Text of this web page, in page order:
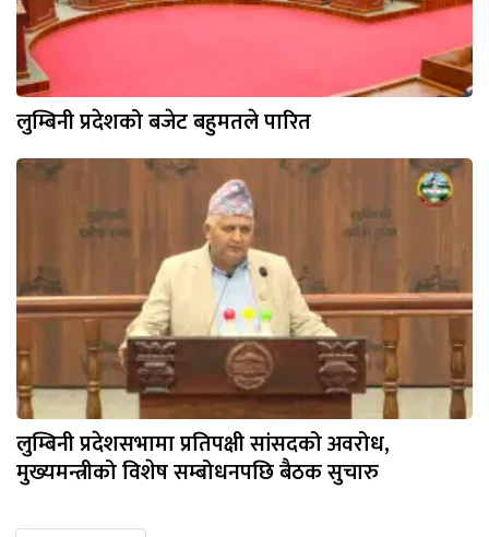
लुम्बिनी प्रदेशको बजेट बहुमतले पारित
लुम्बिनी प्रदेशसभामा प्रतिपक्षी सांसदको अवरोध,
मुख्यमन्त्रीको विशेष सम्बोधनपछि बैठक सुचारु